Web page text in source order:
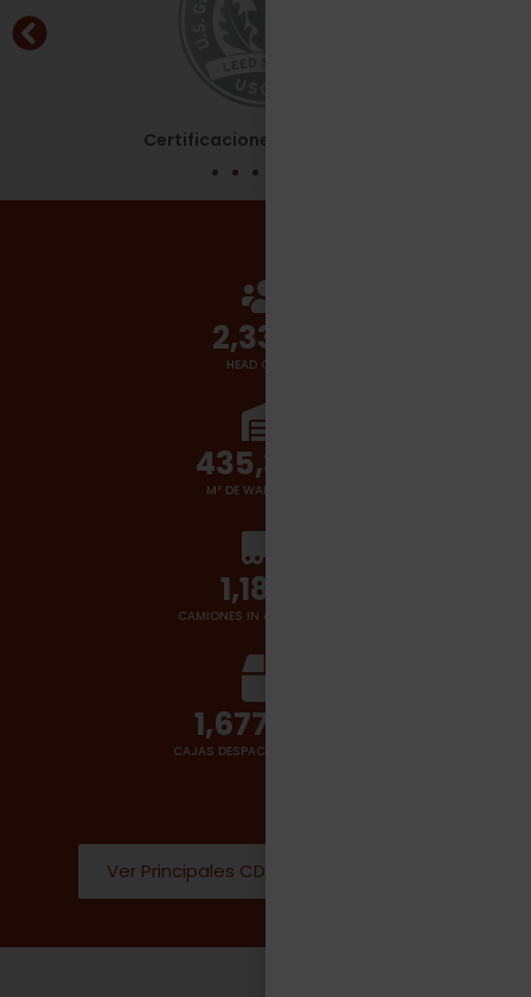
Certificaciones - Leed Silver
2,700
HEAD COUNT
510,000
M² DE WAREHOUSES
1,400
CAMIONES IN & OUT POR DÍA
2,000,000
CAJAS DESPACHADAS POR DÍA
Ver Principales CD Donde operamos